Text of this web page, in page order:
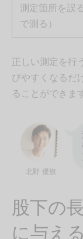
測定箇所を誤
で測る）
正しい測定を行
びやすくなるだ
ることができま
北野 優旗
股下の
に与え